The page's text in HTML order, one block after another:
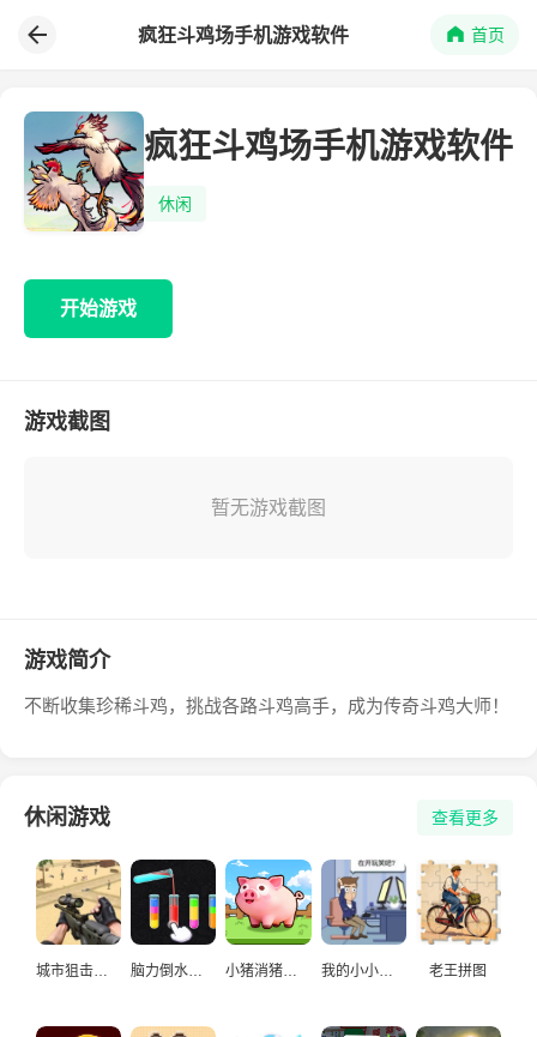
疯狂斗鸡场手机游戏软件 首页
疯狂斗鸡场手机游戏软件
休闲
开始游戏
游戏截图
暂无游戏截图
游戏简介
不断收集珍稀斗鸡，挑战各路斗鸡高手，成为传奇斗鸡大师！
休闲游戏 查看更多
城市狙击手游戏 脑力倒水挑战 小猪消猪猪游戏 我的小小人生 老王拼图